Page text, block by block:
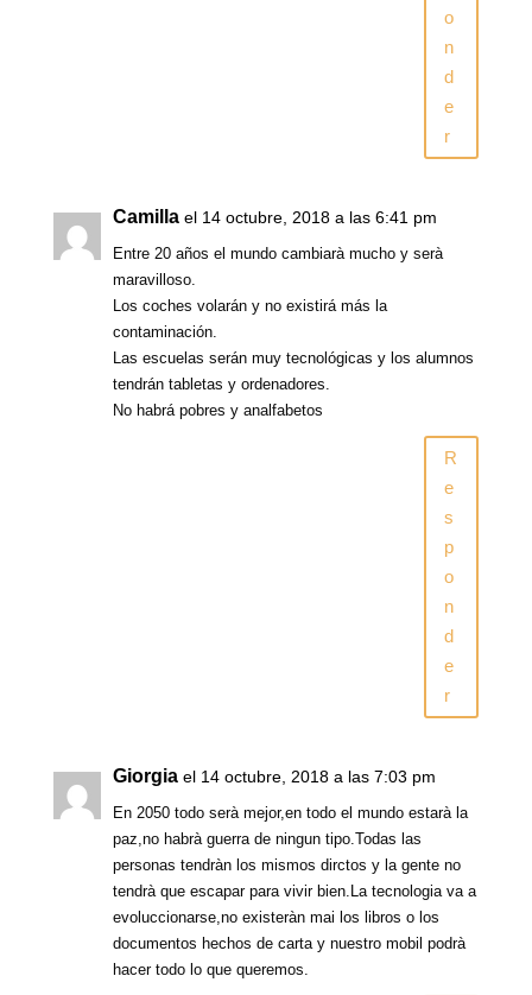
o
n
d
e
r
Camilla el 14 octubre, 2018 a las 6:41 pm
Entre 20 años el mundo cambiarà mucho y serà
maravilloso.
Los coches volarán y no existirá más la
contaminación.
Las escuelas serán muy tecnológicas y los alumnos
tendrán tabletas y ordenadores.
No habrá pobres y analfabetos
R
e
s
p
o
n
d
e
r
Giorgia el 14 octubre, 2018 a las 7:03 pm
En 2050 todo serà mejor,en todo el mundo estarà la
paz,no habrà guerra de ningun tipo.Todas las
personas tendràn los mismos dirctos y la gente no
tendrà que escapar para vivir bien.La tecnologia va a
evoluccionarse,no existeràn mai los libros o los
documentos hechos de carta y nuestro mobil podrà
hacer todo lo que queremos.